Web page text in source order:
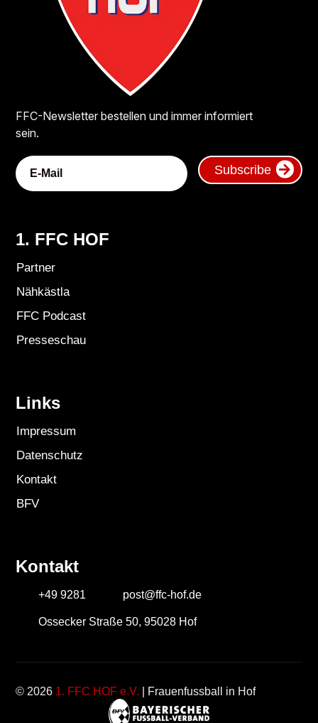
FFC-Newsletter bestellen und immer informiert
sein.
Subscribe
1. FFC HOF
Partner
Nähkästla
FFC Podcast
Presseschau
Links
Impressum
Datenschutz
Kontakt
BFV
Kontakt
+49 9281 post@ffc-hof.de
Ossecker Straße 50, 95028 Hof
© 2026 1. FFC HOF e.V. | Frauenfussball in Hof